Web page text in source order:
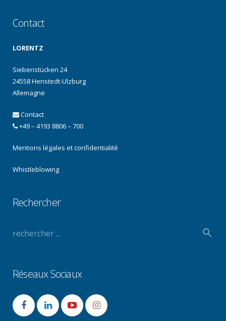
Contact
LORENTZ
Siebenstücken 24
24558 Henstedt-Ulzburg
Allemagne
Contact
+49 – 4193 8806 – 700
Mentions légales et confidentialité
Whistleblowing
Rechercher
Réseaux Sociaux